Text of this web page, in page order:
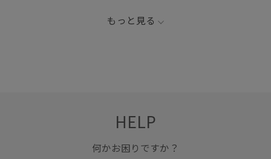
もっと見る
HELP
何かお困りですか？